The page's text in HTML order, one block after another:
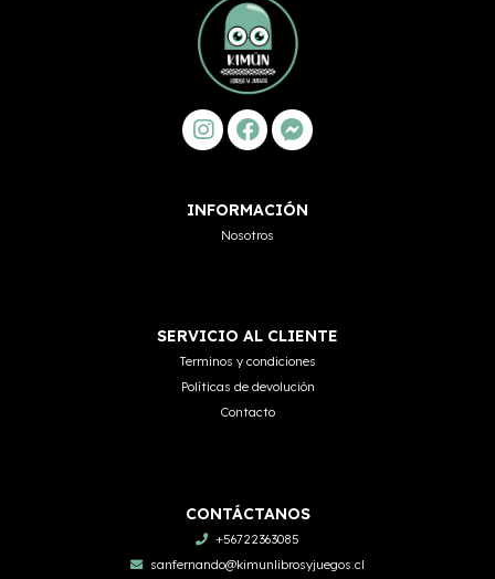
INFORMACIÓN
Nosotros
SERVICIO AL CLIENTE
Terminos y condiciones
Políticas de devolución
Contacto
CONTÁCTANOS
+56722363085
sanfernando@kimunlibrosyjuegos.cl